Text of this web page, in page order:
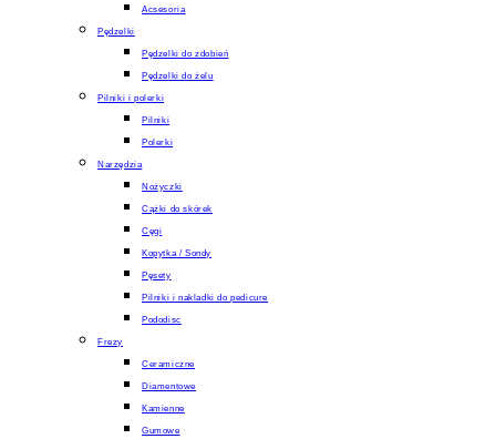
Acsesoria
Pędzelki
Pędzelki do zdobień
Pędzelki do żelu
Pilniki i polerki
Pilniki
Polerki
Narzędzia
Nożyczki
Cążki do skórek
Cęgi
Kopytka / Sondy
Pęsety
Pilniki i nakladki do pedicure
Pododisc
Frezy
Ceramiczne
Diamentowe
Kamienne
Gumowe